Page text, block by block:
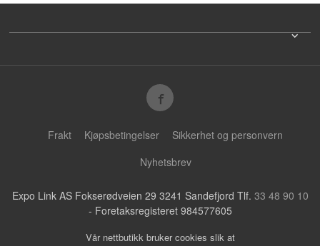
Frakt Kjøpsbetingelser
Sikkerhet og personvern
Nyhetsbrev
Expo Link AS Fokserødveien 29 3241 Sandefjord Tlf. 33 48 90 10
- Foretaksregisteret 984577605
Vår nettbutikk bruker cookies slik at